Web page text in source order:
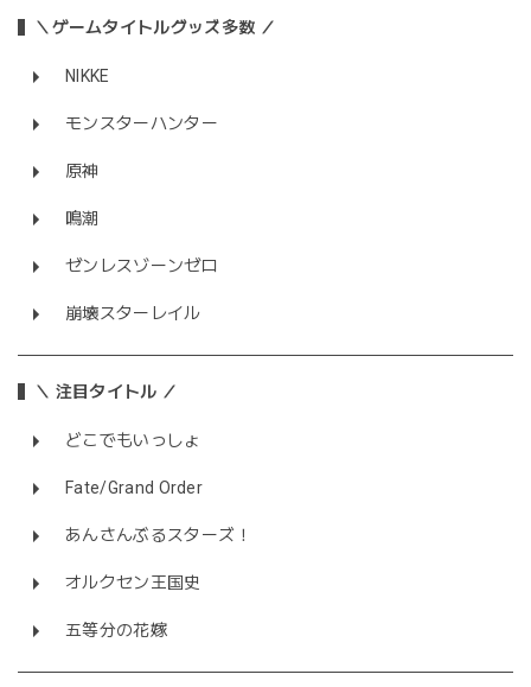
＼ゲームタイトルグッズ多数 ／
NIKKE
モンスターハンター
原神
鳴潮
ゼンレスゾーンゼロ
崩壊スターレイル
＼ 注目タイトル ／
どこでもいっしょ
Fate/Grand Order
あんさんぶるスターズ！
オルクセン王国史
五等分の花嫁